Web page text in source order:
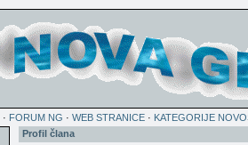
· FORUM NG · WEB STRANICE · KATEGORIJE
Profil člana